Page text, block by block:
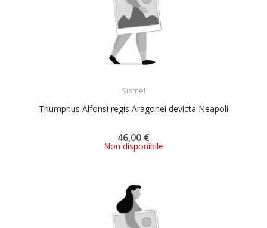
Sismel
Triumphus Alfonsi regis Aragonei devicta Neapoli
46,00 €
Non disponibile